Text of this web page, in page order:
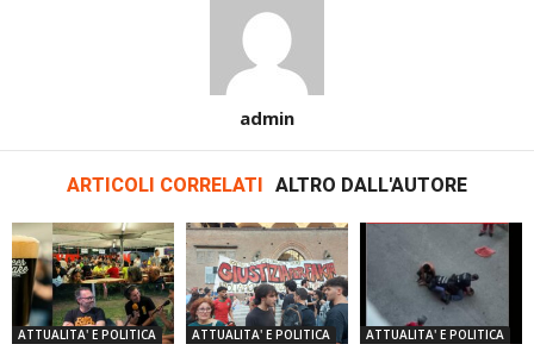
admin
ARTICOLI CORRELATI ALTRO DALL'AUTORE
ATTUALITA' E POLITICA ATTUALITA' E POLITICA ATTUALITA' E POLITICA